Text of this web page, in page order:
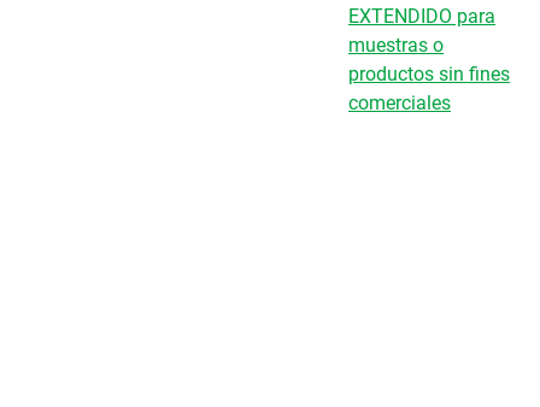
EXTENDIDO para
muestras o
productos sin fines
comerciales